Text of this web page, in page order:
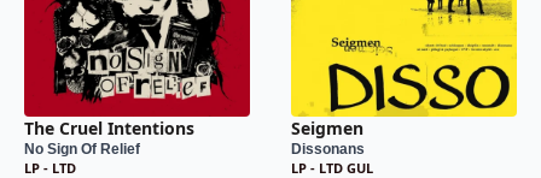
The Cruel Intentions
No Sign Of Relief
LP - LTD
Seigmen
Dissonans
LP - LTD GUL